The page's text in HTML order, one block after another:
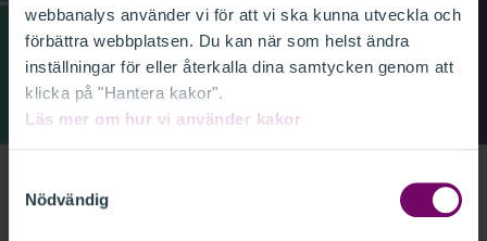
webbanalys använder vi för att vi ska kunna utveckla och
förbättra webbplatsen. Du kan när som helst ändra
inställningar för eller återkalla dina samtycken genom att
klicka på "Hantera kakor".
Läs mer om hur vi använder kakor
Nödvändig
I det sista avsnittet i serien pratar vi om rapportering
till kund. Samtalar gör Pernilla Halling, chefredaktör på